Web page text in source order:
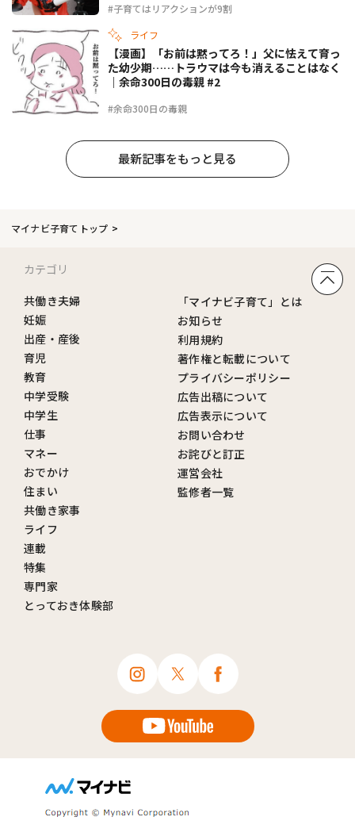
#子育てはリアクションが9割
ライフ
#余命300日の毒親
【漫画】「お前は黙ってろ！」父に怯えて育っ
た幼少期……トラウマは今も消えることはなく
｜余命300日の毒親 #2
最新記事をもっと見る
マイナビ子育てトップ
カテゴリ
共働き夫婦
妊娠
出産・産後
育児
教育
中学受験
中学生
仕事
マネー
おでかけ
住まい
共働き家事
ライフ
連載
特集
専門家
とっておき体験部
「マイナビ子育て」とは
お知らせ
利用規約
著作権と転載について
プライバシーポリシー
広告出稿について
広告表示について
お問い合わせ
お詫びと訂正
運営会社
監修者一覧